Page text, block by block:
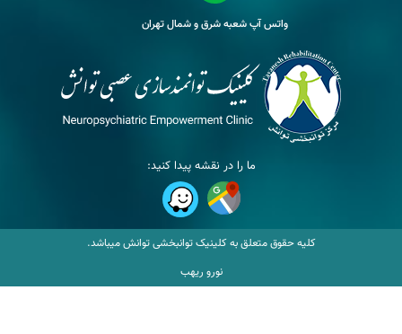
واتس آپ شعبه شرق و شمال تهران
ما را در نقشه پیدا کنید:
کلیه حقوق متعلق به کلینیک توانبخشی توانش میباشد.
نورو ریهب